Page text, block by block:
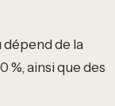
de la
%, ainsi que des